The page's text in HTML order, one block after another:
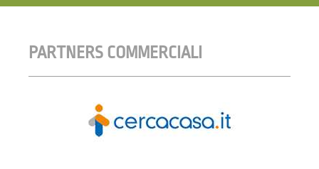
PARTNERS COMMERCIALI